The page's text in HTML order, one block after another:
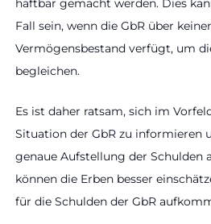
haftbar gemacht werden. Dies
Fall sein, wenn die GbR über
Vermögensbestand verfügt, um
begleichen.
Es ist daher ratsam, sich im
Situation der GbR zu informieren
genaue Aufstellung der Schulden
können die Erben besser
für die Schulden der GbR